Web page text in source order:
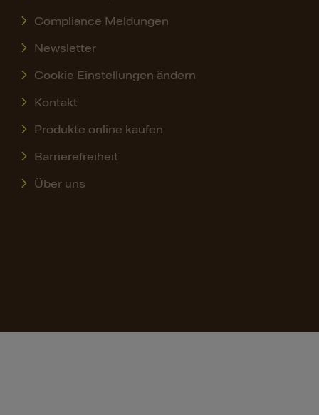
Compliance Meldungen
Newsletter
Cookie Einstellungen ändern
Kontakt
Produkte online kaufen
Barrierefreiheit
Über uns